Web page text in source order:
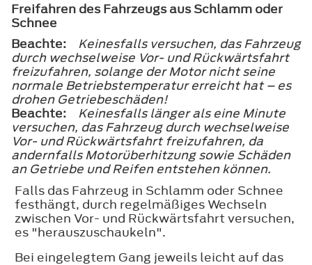
Freifahren des Fahrzeugs aus Schlamm oder
Schnee
Beachte:
Keinesfalls versuchen, das Fahrzeug
durch wechselweise Vor- und Rückwärtsfahrt
freizufahren, solange der Motor nicht seine
normale Betriebstemperatur erreicht hat – es
drohen Getriebeschäden!
Beachte:
Keinesfalls länger als eine Minute
versuchen, das Fahrzeug durch wechselweise
Vor- und Rückwärtsfahrt freizufahren, da
andernfalls Motorüberhitzung sowie Schäden
an Getriebe und Reifen entstehen können.
Falls das Fahrzeug in Schlamm oder Schnee
festhängt, durch regelmäßiges Wechseln
zwischen Vor- und Rückwärtsfahrt versuchen,
es "herauszuschaukeln".
Bei eingelegtem Gang jeweils leicht auf das